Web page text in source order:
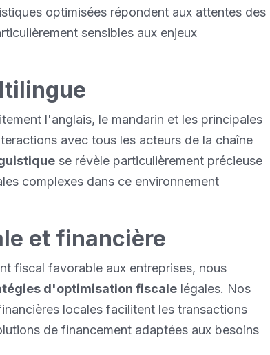
optimisées répondent aux attentes des
sensibles aux enjeux
l'anglais, le mandarin et les principales
avec tous les acteurs de la chaîne
se révèle particulièrement précieuse
complexes dans ce environnement
et financière
fiscal favorable aux entreprises, nous
d'optimisation fiscale légales. Nos
locales facilitent les transactions
de financement adaptées aux besoins